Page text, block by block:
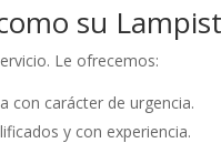
su
Le ofrecemos:
con carácter de urgencia.
y con experiencia.